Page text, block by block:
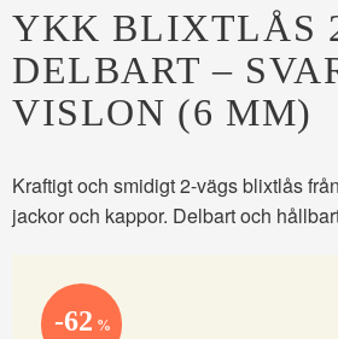
YKK BLIXTLÅS
DELBART –
VISLON (6 MM)
Kraftigt och smidigt 2-vägs blixtlås
jackor och kappor. Delbart och
62 %